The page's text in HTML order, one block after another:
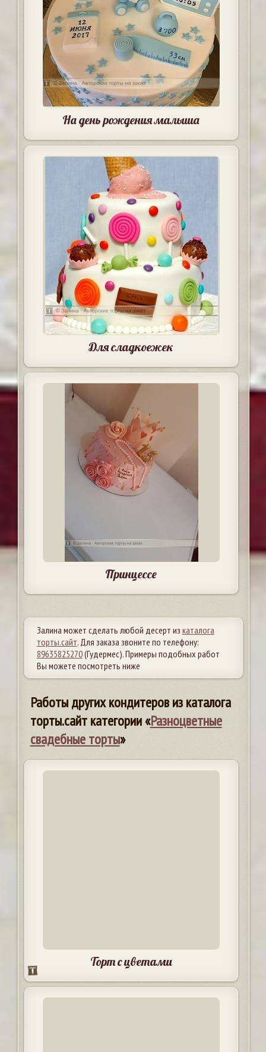
На день рождения малыша
Для сладкоежек
Принцессе
Залина может сделать любой десерт из каталога
торты.сайт. Для заказа звоните по телефону:
89635825270(Гудермес). Примеры подобных работ
Вы можете посмотреть ниже
Работы других кондитеров из каталога
торты.сайт категории «Разноцветные
свадебные торты»
Торт с цветами